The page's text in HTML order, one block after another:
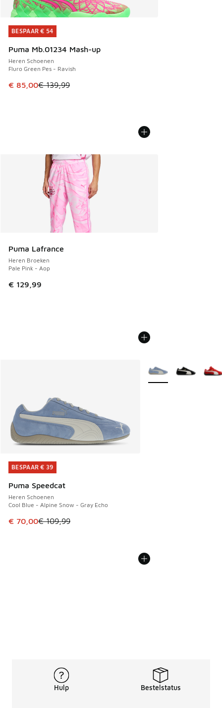
BESPAAR € 54
Puma Mb.01234 Mash-up
Heren Schoenen
Fluro Green Pes - Ravish
Dit artikel is in de uitverkoop. Dit artikel is in de
€ 85,00€ 139,99
BESPAAR € 54
Puma Lafrance
Heren Broeken
Pale Pink - Aop
€ 129,99
BESPAAR € 39
Puma Speedcat
Heren Schoenen
Cool Blue - Alpine Snow - Gray Echo
Dit artikel is in de uitverkoop. Dit artikel is in de
€ 70,00€ 109,99
BESPAAR € 39
Meer kleuren
Hulp Bestelstatus